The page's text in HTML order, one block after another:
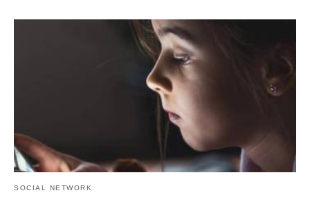
SOCIAL NETWORK